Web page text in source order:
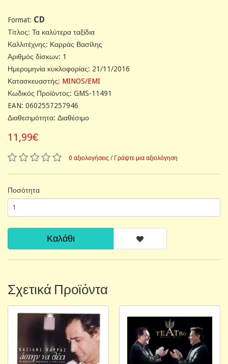
Format: CD
Tίτλος: Τα καλύτερα ταξίδια
Καλλιτέχνης: Καρράς Βασίλης
Αριθμός δίσκων: 1
Ημερομηνία κυκλοφορίας: 21/11/2016
Κατασκευαστής: MINOS/EMI
Κωδικός Προϊόντος: GMS-11491
EAN: 0602557257946
Διαθεσιμότητα: Διαθέσιμο
11,99€
0 αξιολογήσεις / Γράψτε μια αξιολόγηση
Ποσότητα
Καλάθι
Σχετικά Προϊόντα